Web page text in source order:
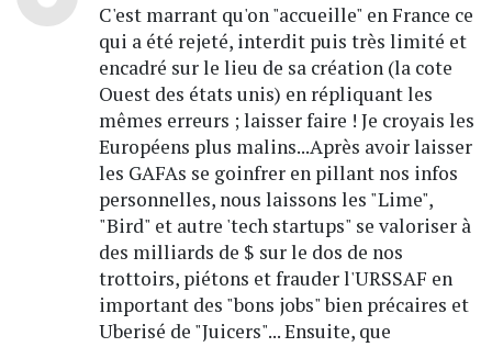
C'est marrant qu'on "accueille" en France ce
qui a été rejeté, interdit puis très limité et
encadré sur le lieu de sa création (la cote
Ouest des états unis) en répliquant les
mêmes erreurs ; laisser faire ! Je croyais les
Européens plus malins...Après avoir laisser
les GAFAs se goinfrer en pillant nos infos
personnelles, nous laissons les "Lime",
"Bird" et autre 'tech startups" se valoriser à
des milliards de $ sur le dos de nos
trottoirs, piétons et frauder l'URSSAF en
important des "bons jobs" bien précaires et
Uberisé de "Juicers"... Ensuite, que